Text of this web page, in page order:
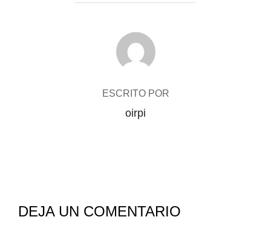
AUTOR DE LA PUBLICACIÓN
ESCRITO POR
oirpi
DEJA UN COMENTARIO